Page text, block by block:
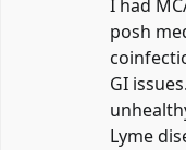
I had
posh
GI
Lyme